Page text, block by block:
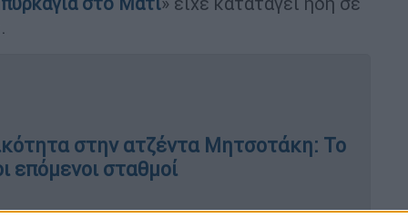
στην ατζέντα Μητσοτάκη: Το
επόμενοι σταθμοί